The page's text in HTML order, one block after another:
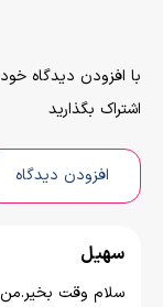
با افزودن دیدگاه
اشتراک بگذارید
افزودن دیدگاه
سهیل
سلام وقت